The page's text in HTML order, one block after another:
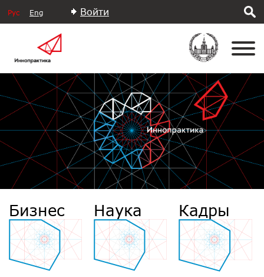
Рус Eng Войти
Дарим инновациям крылья
Бизнес Наука Кадры